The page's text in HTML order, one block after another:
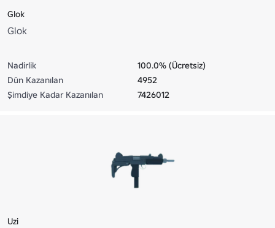
Glok
Glok
Nadirlik
100.0% (Ücretsiz)
Dün Kazanılan
4952
Şimdiye Kadar Kazanılan
7426012
Uzi